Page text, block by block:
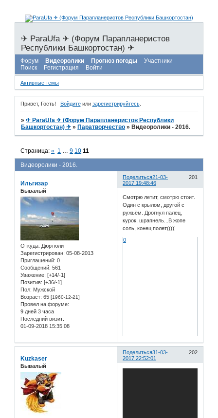
✈ ParaUfa ✈ (Форум Парапланеристов
Республики Башкортостан) ✈
Форум Видеоролики Прогноз погоды
Участники
Поиск
Регистрация Войти
Активные темы
Привет, Гость! Войдитеили зарегистрируйтесь.
»✈ ParaUfa ✈ (Форум Парапланеристов Республики
Башкортостан) ✈ » Паратворчество » Видеоролики - 2016.
Видеоролики - 2016.
Страница:« 1 9 10 11
Поделиться 201
21-03-
2017 19:48:46
Ильгизар
Бывалый
Откуда: Дюртюли
Зарегистрирован: 05-08-2013
Приглашений: 0
Сообщений: 561
Уважение: [+14/-1]
Позитив: [+36/-1]
Пол: Мужской
Возраст: 65 [1960-12-21]
Провел на форуме:
9 дней 3 часа
Последний визит:
01-09-2018 15:35:08
Смотрю летит, смотрю стоит.
Один с крылом, другой с
ружьём. Дрогнул палец,
курок, шрапнель...В жопе
соль, конец полет((((
0
Поделиться 202
31-03-
2017 22:52:01
Kuzkaser
Бывалый